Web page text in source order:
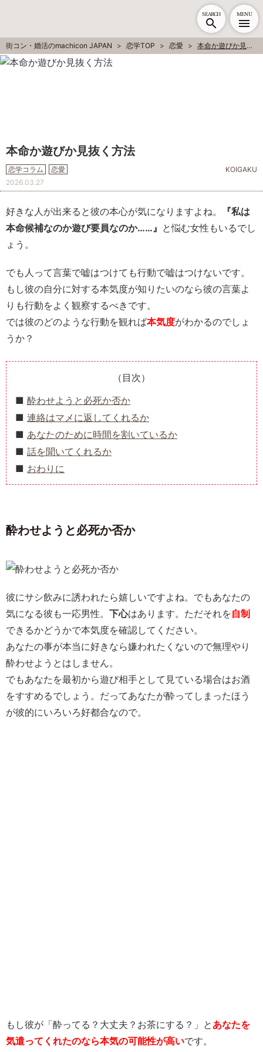
SEARCH MENU
街コン・婚活のmachicon JAPAN 恋学TOP 恋愛 本命か遊びか見抜く方法
本命か遊びか見抜く方法
恋学コラム 恋愛
KOIGAKU
2026.03.27
好きな人が出来ると彼の本心が気になりますよね。
『私は
本命候補なのか遊び要員なのか……』 と悩む女性もいるでし
ょう。
でも人って言葉で嘘はつけても行動で嘘はつけないです。
もし彼の自分に対する本気度が知りたいのなら彼の言葉よ
りも行動をよく観察するべきです。
では彼のどのような行動を観れば本気度がわかるのでしょ
うか？
（目次）
酔わせようと必死か否か
連絡はマメに返してくれるか
あなたのために時間を割いているか
話を聞いてくれるか
おわりに
酔わせようと必死か否か
彼にサシ飲みに誘われたら嬉しいですよね。でもあなたの
気になる彼も一応男性。 下心はあります。ただそれを自制
できるかどうかで本気度を確認してください。
あなたの事が本当に好きなら嫌われたくないので無理やり
酔わせようとはしません。
でもあなたを最初から遊び相手として見ている場合はお酒
をすすめるでしょう。だってあなたが酔ってしまったほう
が彼的にいろいろ好都合なので。
もし彼が「酔ってる？大丈夫？お茶にする？」と あなたを
気遣ってくれたのなら本気の可能性が高いです。